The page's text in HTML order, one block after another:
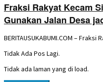
Fraksi Rakyat Kecam
Gunakan Jalan Desa
BERITAUSUKABUMI.COM – Fraksi
Tidak Ada Pos Lagi.
Tidak ada laman yang di load.